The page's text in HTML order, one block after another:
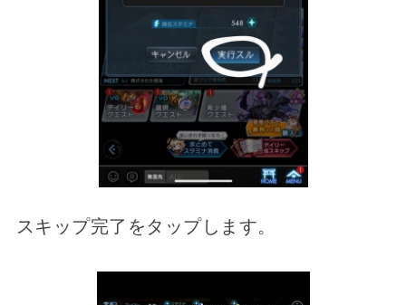
スキップ完了をタップします。